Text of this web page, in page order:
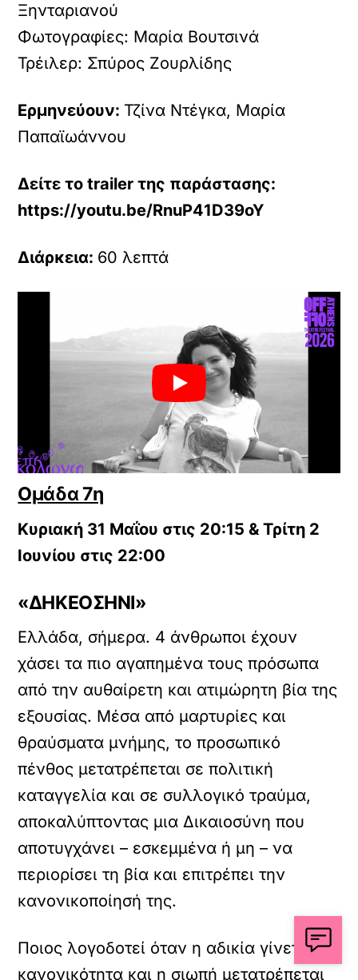
Ξηνταριανού
Φωτογραφίες: Μαρία Βουτσινά
Τρέιλερ: Σπύρος Ζουρλίδης
Ερμηνεύουν: Τζίνα Ντέγκα, Μαρία
Παπαϊωάννου
Δείτε το trailer της παράστασης:
https://youtu.be/RnuP41D39oY
Διάρκεια: 60 λεπτά
Ομάδα 7η
Κυριακή 31 Μαΐου στις 20:15 & Τρίτη 2
Ιουνίου στις 22:00
«ΔΗΚΕΟΣΗΝΙ»
Ελλάδα, σήμερα. 4 άνθρωποι έχουν
χάσει τα πιο αγαπημένα τους πρόσωπα
από την αυθαίρετη και ατιμώρητη βία της
εξουσίας. Μέσα από μαρτυρίες και
θραύσματα μνήμης, το προσωπικό
πένθος μετατρέπεται σε πολιτική
καταγγελία και σε συλλογικό τραύμα,
αποκαλύπτοντας μια Δικαιοσύνη που
αποτυγχάνει – εσκεμμένα ή μη – να
περιορίσει τη βία και επιτρέπει την
κανονικοποίησή της.
Ποιος λογοδοτεί όταν η αδικία γίνεται
κανονικότητα και η σιωπή μετατρέπεται